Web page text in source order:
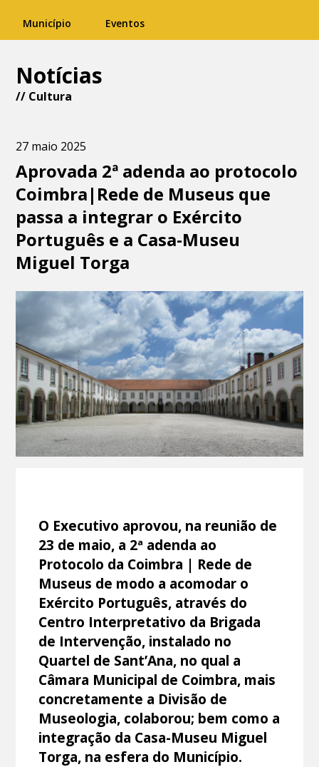
Município Eventos
Notícias
// Cultura
27 maio 2025
Aprovada 2ª adenda ao protocolo
Coimbra|Rede de Museus que
passa a integrar o Exército
Português e a Casa-Museu
Miguel Torga
O Executivo aprovou, na reunião de
23 de maio, a 2ª adenda ao
Protocolo da Coimbra | Rede de
Museus de modo a acomodar o
Exército Português, através do
Centro Interpretativo da Brigada
de Intervenção, instalado no
Quartel de Sant’Ana, no qual a
Câmara Municipal de Coimbra, mais
concretamente a Divisão de
Museologia, colaborou; bem como a
integração da Casa-Museu Miguel
Torga, na esfera do Município.